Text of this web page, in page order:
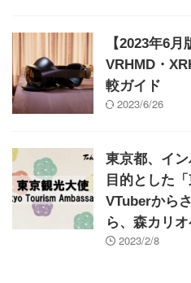
【2023年6
VRHMD・
較ガイド
2023/6/26
東京都、イ
目的とした
VTuberから
ら、森カリ
2023/2/8